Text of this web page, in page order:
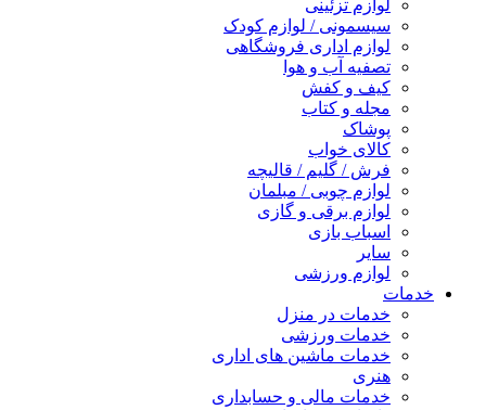
لوازم تزئینی
سیسمونی / لوازم کودک
لوازم اداری فروشگاهی
تصفیه آب و هوا
کیف و کفش
مجله و کتاب
پوشاک
کالای خواب
فرش / گلیم / قالیچه
لوازم چوبی / مبلمان
لوازم برقی و گازی
اسباب بازی
سایر
لوازم ورزشی
خدمات
خدمات در منزل
خدمات ورزشی
خدمات ماشین های اداری
هنری
خدمات مالی و حسابداری